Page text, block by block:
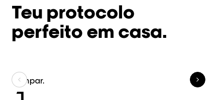
Teu protocolo
perfeito em casa.
Limpar.